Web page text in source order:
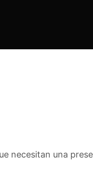
necesitan una